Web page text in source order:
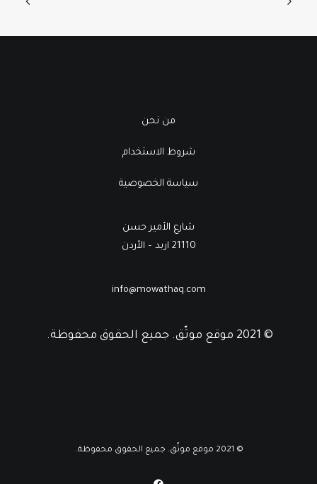
© 2021 موقع موثّق. جميع الحقوق محفوظة.
من نحن
شروط الاستخدام
سياسة الخصوصية
شارع الأمير حسن
21110 اربد – الأردن
info@mowathaq.com
© 2021 موقع موثّق. جميع الحقوق محفوظة.